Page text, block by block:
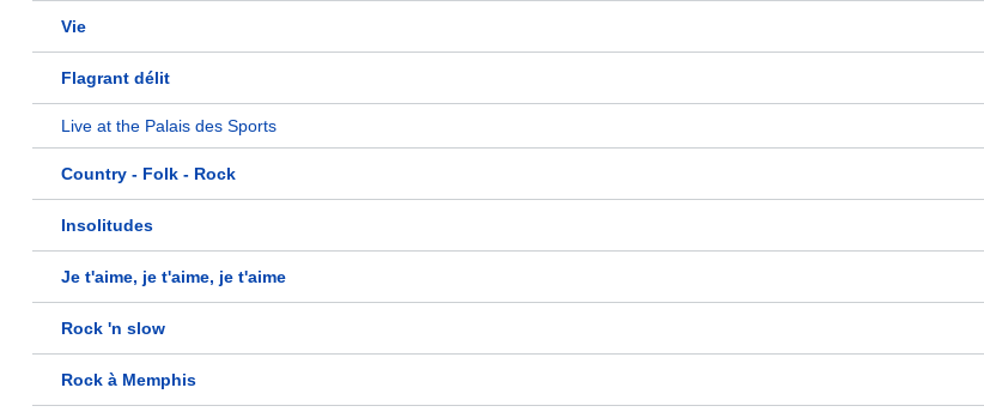
Vie
Flagrant délit
Live at the Palais des Sports
Country - Folk - Rock
Insolitudes
Je t'aime, je t'aime, je t'aime
Rock 'n slow
Rock à Memphis